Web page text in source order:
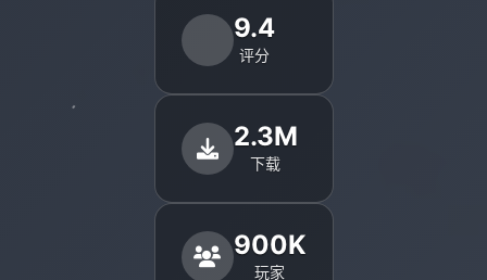
9.4
评分
2.3M
下载
900K
玩家